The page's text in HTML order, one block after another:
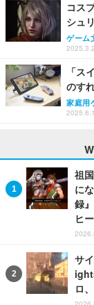
コス
シュ
ゲーム
「ス
のす
家庭用
祖
に
録
ヒ
サ
ロ